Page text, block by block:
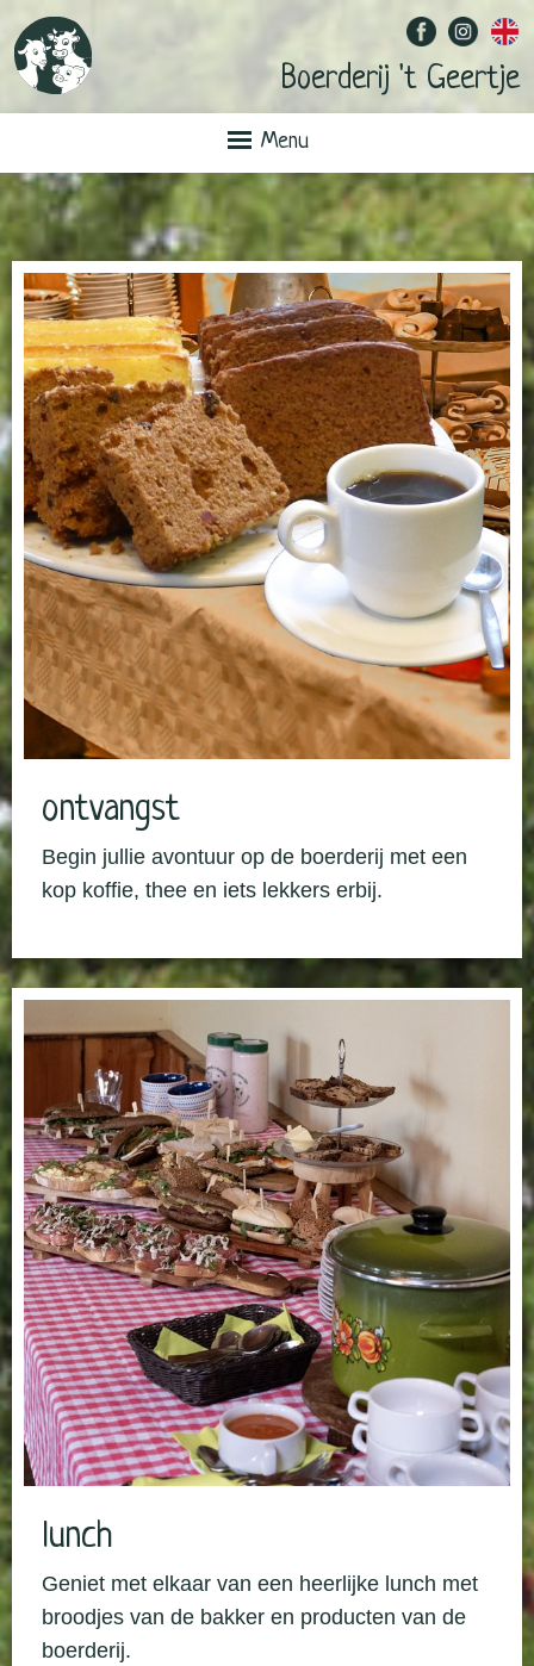
Boerderij 't Geertje
Menu
ontvangst
Begin jullie avontuur op de boerderij met een
kop koffie, thee en iets lekkers erbij.
lunch
Geniet met elkaar van een heerlijke lunch met
broodjes van de bakker en producten van de
boerderij.